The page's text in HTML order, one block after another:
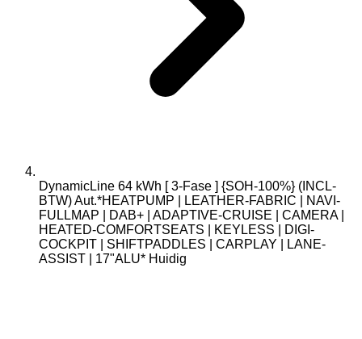
DynamicLine 64 kWh [ 3-Fase ] {SOH-100%} (INCL-
BTW) Aut.*HEATPUMP | LEATHER-FABRIC | NAVI-
FULLMAP | DAB+ | ADAPTIVE-CRUISE | CAMERA |
HEATED-COMFORTSEATS | KEYLESS | DIGI-
COCKPIT | SHIFTPADDLES | CARPLAY | LANE-
ASSIST | 17"ALU* Huidig